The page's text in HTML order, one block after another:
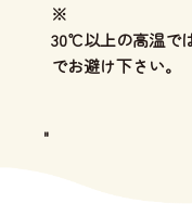
※
30℃以上の高温で
でお避け下さい。
"